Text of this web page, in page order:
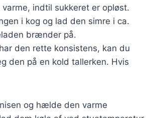
indtil sukkeret er opløst.
i kog og lad den simre i ca.
brænder på.
den rette konsistens, kan du
den på en kold tallerken. Hvis
og hælde den varme